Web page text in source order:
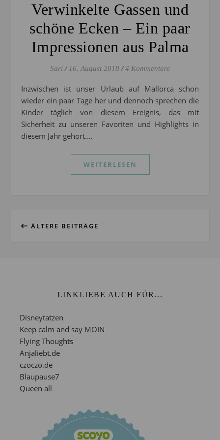
Verwinkelte Gassen und
schöne Ecken – Ein paar
Impressionen aus Palma
Sari / 16. August 2018 / 4 Kommentare
Inzwischen ist unser Urlaub auf Mallorca schon
wieder ein paar Tage her und dennoch sprechen die
Kinder täglich von diesem Ereignis, das mit
Sicherheit zu unseren Favoriten und Highlights in
diesem Jahr gehört.…
WEITERLESEN
ÄLTERE BEITRÄGE
LINKLIEBE AUCH FÜR...
Disneytatzen
Keep calm and say MOIN
Flying Thoughts
Anjaliebt.de
czoczo.de
Blaupause7
Queen all